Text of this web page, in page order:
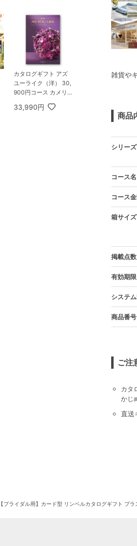
カタログギフト アズ
ユーライク（洋） 30,
900円コース カメリ
33,990円
雑貨や
商品
シリーズ
コース名
コース
箱サイズ
掲載点数
有効期限
システ
商品番号
ご注
カタ
かじ
直送
【ブライダル用】カード型 リンベルカタログギフト プ